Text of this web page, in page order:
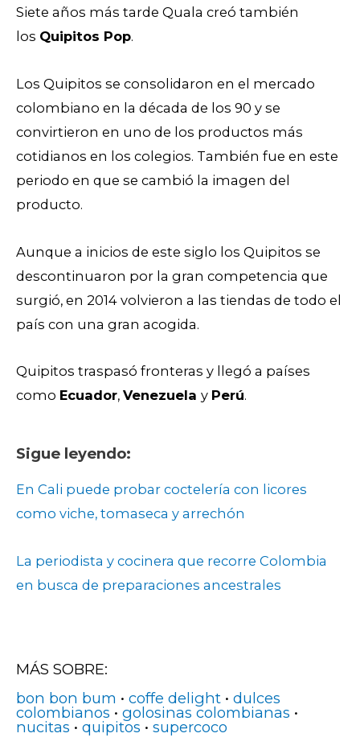
Siete años más tarde Quala creó también
los Quipitos Pop.
Los Quipitos se consolidaron en el mercado
colombiano en la década de los 90 y se
convirtieron en uno de los productos más
cotidianos en los colegios. También fue en este
periodo en que se cambió la imagen del
producto.
Aunque a inicios de este siglo los Quipitos se
descontinuaron por la gran competencia que
surgió, en 2014 volvieron a las tiendas de todo el
país con una gran acogida.
Quipitos traspasó fronteras y llegó a países
como Ecuador, Venezuela y Perú.
Sigue leyendo:
En Cali puede probar coctelería con licores
como viche, tomaseca y arrechón
La periodista y cocinera que recorre Colombia
en busca de preparaciones ancestrales
MÁS SOBRE:
bon bon bum • coffe delight • dulces
colombianos • golosinas colombianas •
nucitas • quipitos • supercoco